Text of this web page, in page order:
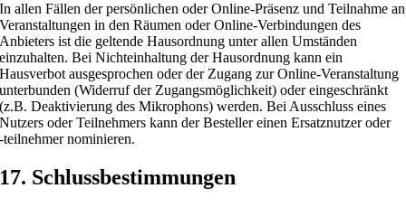
In allen Fällen der persönlichen oder Online-Präsenz und Teilnahme an
Veranstaltungen in den Räumen oder Online-Verbindungen des
Anbieters ist die geltende Hausordnung unter allen Umständen
einzuhalten. Bei Nichteinhaltung der Hausordnung kann ein
Hausverbot ausgesprochen oder der Zugang zur Online-Veranstaltung
unterbunden (Widerruf der Zugangsmöglichkeit) oder eingeschränkt
(z.B. Deaktivierung des Mikrophons) werden. Bei Ausschluss eines
Nutzers oder Teilnehmers kann der Besteller einen Ersatznutzer oder
‑teilnehmer nominieren.
17. Schlussbestimmungen